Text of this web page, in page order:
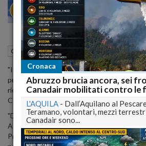
MILANO
Commenti L'Aquila (AQ) 03 Giugno 2015
"In qualita' di presidente della Provincia
pubblicamente le mie congratulazioni ai
riconfermati del nostro territorio". Cosi' in
Crescentiis.
"Da oggi - aggiunge - potremo iniziare a
Assemblea dei Sindaci per dare un nuovo
Provincia ed i Comuni fondato
Cronaca
Abruzzo brucia ancora, sei
Canadair mobilitati contro le
L'AQUILA - Dall’Aquilano al
Teramano, volontari, mezzi
Canadair sono...